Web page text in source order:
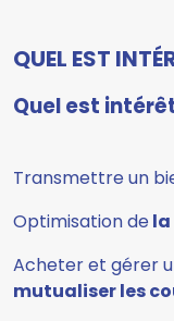
QUEL EST
Quel est
Transmettre un
Optimisation de
Acheter et gérer
mutualiser les